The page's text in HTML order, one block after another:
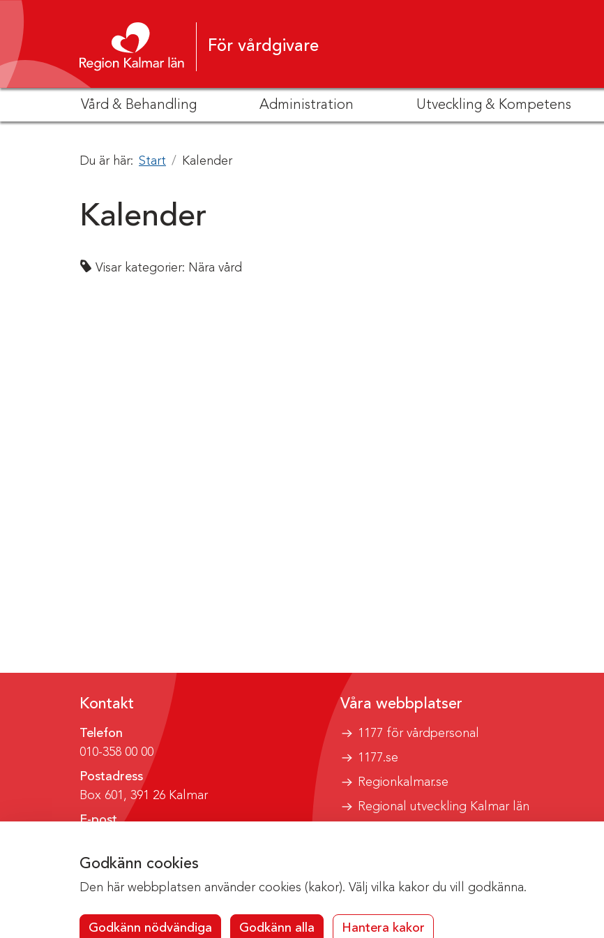
Godkänn cookies
Den här webbplatsen använder cookies (kakor). Välj vilka kakor du vill godkänna.
Godkänn nödvändiga Godkänn alla Hantera kakor
Hoppa till innehåll
För vårdgivare
Vård & Behandling Administration Utveckling & Kompetens
Du är här: Start Kalender
Kalender
Visar kategorier: Nära vård
Kontakt
Telefon
010-358 00 00
Postadress
Box 601, 391 26 Kalmar
E-post
Våra webbplatser
1177 för vårdpersonal
1177.se
Regionkalmar.se
Regional utveckling Kalmar län